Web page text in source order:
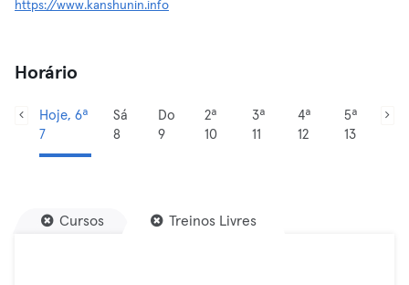
https://www.kanshunin.info
Horário
Hoje, 6ª
7
Sá
8
Do
9
2ª
10
3ª
11
4ª
12
5ª
13
Cursos Treinos Livres